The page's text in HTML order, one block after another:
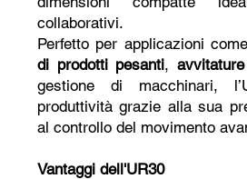
collaborativi.
Perfetto per applicazioni
di prodotti pesanti,
gestione di macchinari,
produttività grazie alla sua
al controllo del movimento
Vantaggi dell'UR30